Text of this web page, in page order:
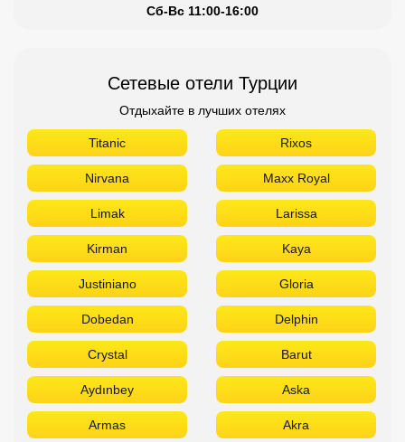
Сб-Вс 11:00-16:00
Сетевые отели Турции
Отдыхайте в лучших отелях
Titanic Rixos
Nirvana Maxx Royal
Limak Larissa
Kirman Kaya
Justiniano Gloria
Dobedan Delphin
Crystal Barut
Aydınbey Aska
Armas Akra